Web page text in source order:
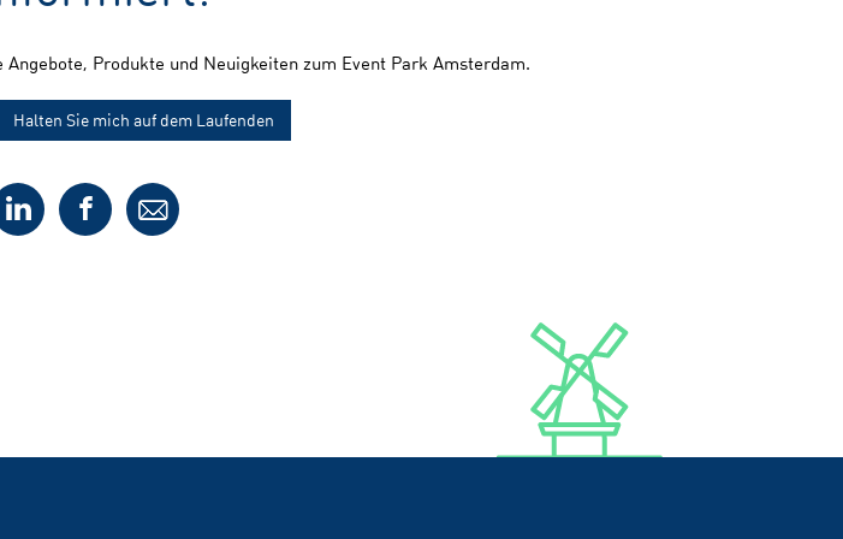
Produkte und Neuigkeiten zum Event Park Amsterdam.